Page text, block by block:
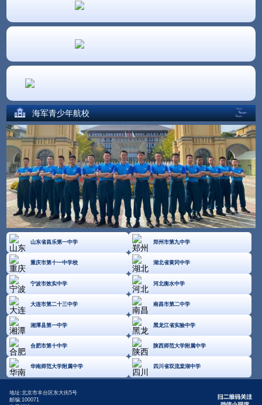
海军青少年航校
山东省昌乐第一中学 郑州市第九中学
重庆市第十一中学校 湖北省黄冈中学
宁波市效实中学 河北衡水中学
大连市第二十三中学 南昌市第二中学
湘潭县第一中学 黑龙江省实验中学
合肥市第十中学 陕西师范大学附属中学
华南师范大学附属中学 四川省双流棠湖中学
地址:北京市丰台区东大街5号
邮编:100071